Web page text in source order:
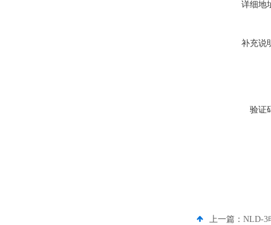
详细地
补充说
验证
上一篇： NLD-3